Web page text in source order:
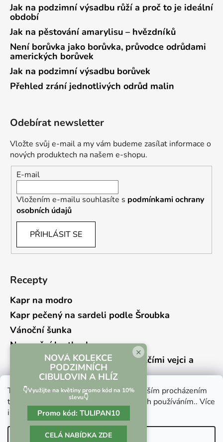
Tento web používá soubory cookie. Dalším procházením
tohoto webu vyjadřujete souhlas s jejich používáním.. Více
informacízde.
Nastavení
Jak na podzimní výsadbu růží a proč to je ideální
období
Jak na pěstování amarylisu – hvězdníků
Není borůvka jako borůvka, průvodce odrůdami
amerických borůvek
Jak na podzimní výsadbu borůvek
Přehled zrání jednotlivých odrůd malin
Odebírat newsletter
Vložte svůj e-mail a my vám budeme zasílat informace o
nových produktech na našem e-shopu.
E-mail
Vložením e-mailu souhlasíte s podmínkami ochrany
osobních údajů
PŘIHLÁSIT SE
Recepty
Kapr na modro
Kapr pečený na sardeli podle Šroubka
Vánoční šunka
Novoroční hrstkovka
Lehký bramborový salát s křepelčími vejci a
kyselou okurkou
Vrácení zboží a reklamace Kontaktní formulář
×
NOVÁ KOLEKCE
PODZIMNÍCH
CIBULOVIN A HLÍZ
👇Využijte na květiny promo kód na 10%
slevu👇
Promo kód: TULIPAN10
CELÁ NABÍDKA ZDE